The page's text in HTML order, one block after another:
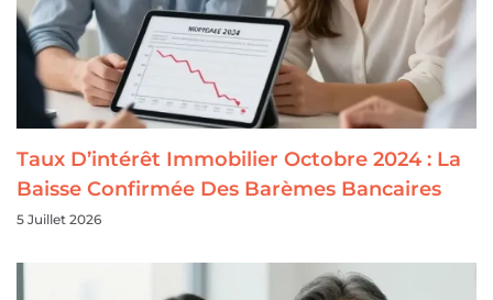
Taux D’intérêt Immobilier Octobre 2024 : La
Baisse Confirmée Des Barèmes Bancaires
5 Juillet 2026